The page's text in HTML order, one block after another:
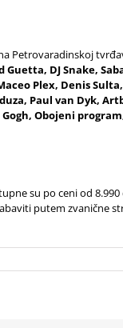
Petrovaradinskoj
Guetta, DJ Snake,
Plex, Denis
Paul van Dyk,
Obojeni
su po ceni od
putem zvanične